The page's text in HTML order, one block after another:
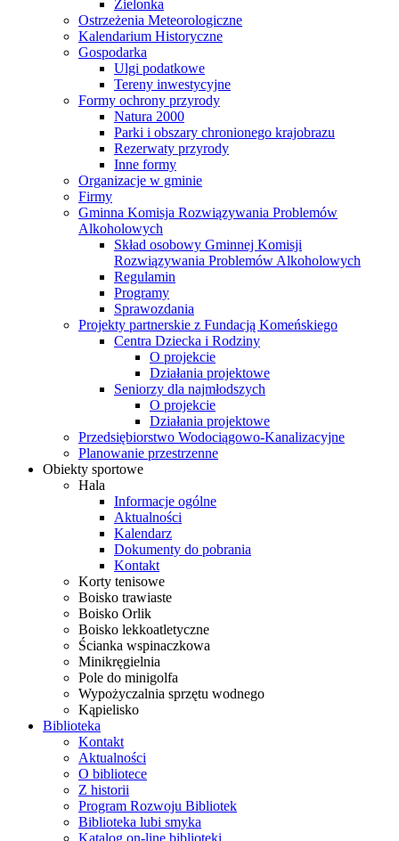
Zielonka
Ostrzeżenia Meteorologiczne
Kalendarium Historyczne
Gospodarka
Ulgi podatkowe
Tereny inwestycyjne
Formy ochrony przyrody
Natura 2000
Parki i obszary chronionego krajobrazu
Rezerwaty przyrody
Inne formy
Organizacje w gminie
Firmy
Gminna Komisja Rozwiązywania Problemów
Alkoholowych
Skład osobowy Gminnej Komisji
Rozwiązywania Problemów Alkoholowych
Regulamin
Programy
Sprawozdania
Projekty partnerskie z Fundacją Komeńskiego
Centra Dziecka i Rodziny
O projekcie
Działania projektowe
Seniorzy dla najmłodszych
O projekcie
Działania projektowe
Przedsiębiorstwo Wodociągowo-Kanalizacyjne
Planowanie przestrzenne
Obiekty sportowe
Hala
Informacje ogólne
Aktualności
Kalendarz
Dokumenty do pobrania
Kontakt
Korty tenisowe
Boisko trawiaste
Boisko Orlik
Boisko lekkoatletyczne
Ścianka wspinaczkowa
Minikręgielnia
Pole do minigolfa
Wypożyczalnia sprzętu wodnego
Kąpielisko
Biblioteka
Kontakt
Aktualności
O bibliotece
Z historii
Program Rozwoju Bibliotek
Biblioteka lubi smyka
Katalog on-line biblioteki